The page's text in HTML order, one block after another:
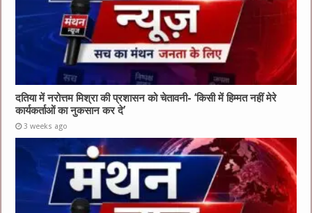
दतिया में नरोत्तम मिश्रा की प्रशासन को चेतावनी- ‘किसी में हिम्मत नहीं मेरे
कार्यकर्ताओं का नुकसान कर दे’
3 weeks ago